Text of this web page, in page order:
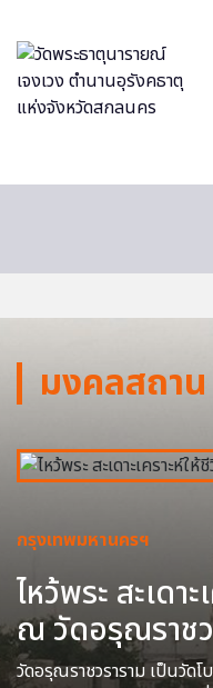
มงคลสถาน
กรุงเทพมหานครฯ
ไหว้พระ สะเดา
ณ วัดอรุณราชว
วัดอรุณราชวราราม เป็นวัด